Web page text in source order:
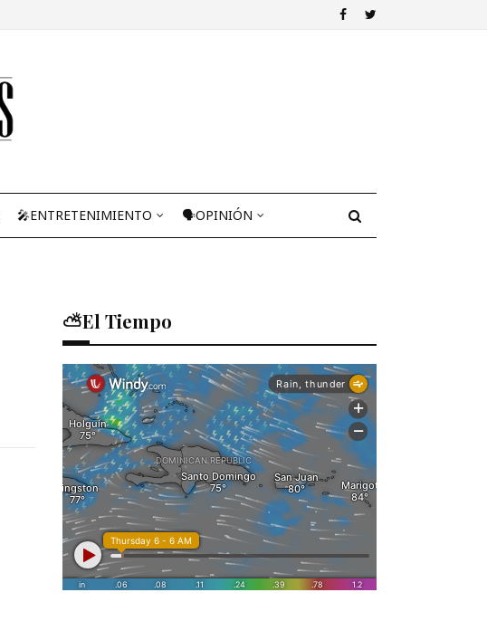
🎤ENTRETENIMIENTO 🗣OPINIÓN
⛅El Tiempo